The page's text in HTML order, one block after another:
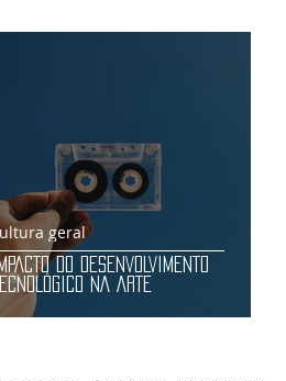
DO DESENVOLVIMENTO
NA ARTE
geral